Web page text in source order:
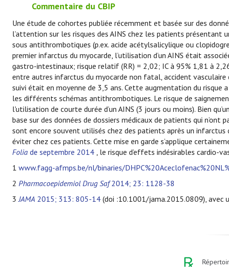
Commentaire du CBIP
Une étude de cohortes publiée récemment et basée sur des
l’attention sur les risques des AINS chez les patients présentant
sous antithrombotiques (p.ex. acide acétylsalicylique ou
premier infarctus du myocarde, l’utilisation d’un AINS était
gastro-intestinaux; risque relatif (RR) = 2,02; IC à 95% 1,81 à
entre autres infarctus du myocarde non fatal, accident
suivi était en moyenne de 3,5 ans. Cette augmentation du risque
les différents schémas antithrombotiques. Le risque de
l'utilisation de courte durée d’un AINS (3 jours ou moins). Bien
base sur des données de dossiers médicaux de patients qui
sont encore souvent utilisés chez des patients après un
éviter chez ces patients. Cette mise en garde s’applique
Folia de septembre 2014 , le risque d’effets indésirables cardio-
1 www.fagg-afmps.be/nl/binaries/
2 Pharmacoepidemiol Drug Saf2014; 23: 1128-38
3JAMA 2015; 313: 805-14 (doi :10.1001/jama.2015.0809), avec